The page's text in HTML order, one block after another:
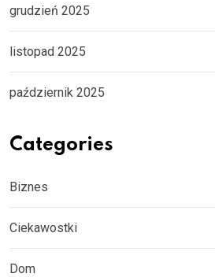
grudzień 2025
listopad 2025
październik 2025
Categories
Biznes
Ciekawostki
Dom